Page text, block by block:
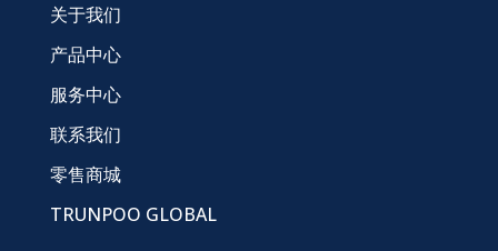
关于我们
产品中心
服务中心
联系我们
零售商城
TRUNPOO GLOBAL